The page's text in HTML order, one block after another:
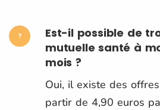
Est-il possible de
mutuelle santé à
mois ?
Oui, il existe des
partir de 4,90 euros